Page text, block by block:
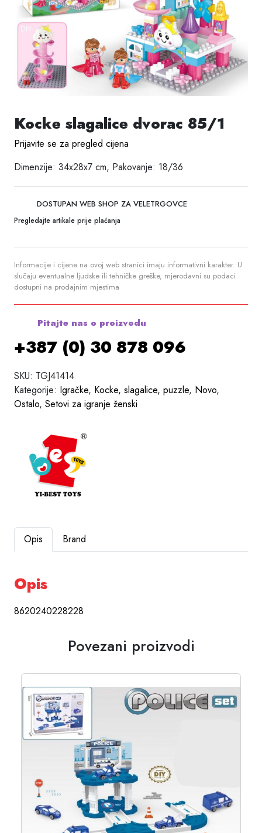
Kocke slagalice dvorac 85/1
Prijavite se za pregled cijena
Dimenzije: 34x28x7 cm, Pakovanje: 18/36
DOSTUPAN WEB SHOP ZA VELETRGOVCE
Pregledajte artikale prije plaćanja
Informacije i cijene na ovoj web stranici imaju informativni karakter. U
slučaju eventualne ljudske ili tehničke greške, mjerodavni su podaci
dostupni na prodajnim mjestima
Pitajte nas o proizvodu
+387 (0) 30 878 096
SKU: TGJ41414
Kategorije: Igračke, Kocke, slagalice, puzzle, Novo,
Ostalo, Setovi za igranje ženski
Opis Brand
Opis
8620240228228
Povezani proizvodi